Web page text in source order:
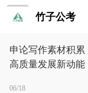
竹子公考
申论写作素材积
高质量发展新动能
06/18